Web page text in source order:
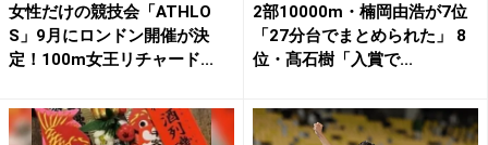
女性だけの競技会「ATHLO
S」9月にロンドン開催が決
定！100m女王リチャード...
2部10000m・楠岡由浩が7位
「27分台でまとめられた」 8
位・髙石樹「入賞で...